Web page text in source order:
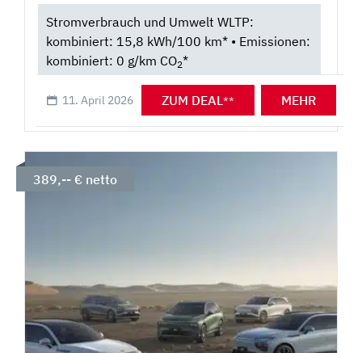
Stromverbrauch und Umwelt WLTP:
kombiniert: 15,8 kWh/100 km* • Emissionen:
kombiniert: 0 g/km CO2*
11. April 2026 ZUM DEAL** MEHR
389,-- € netto